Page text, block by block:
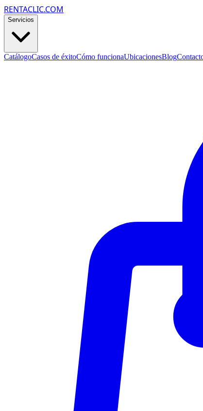
RENTACLIC.COM
Servicios
CatálogoCasos de éxitoCómo funcionaUbicacionesBlog